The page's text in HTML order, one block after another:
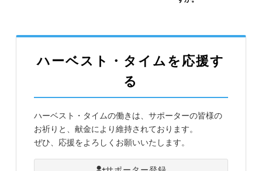
ハーベスト・タイムを応援す
る
ハーベスト・タイムの働きは、サポーターの皆様の
お祈りと、献金により維持されております。
ぜひ、応援をよろしくお願いいたします。